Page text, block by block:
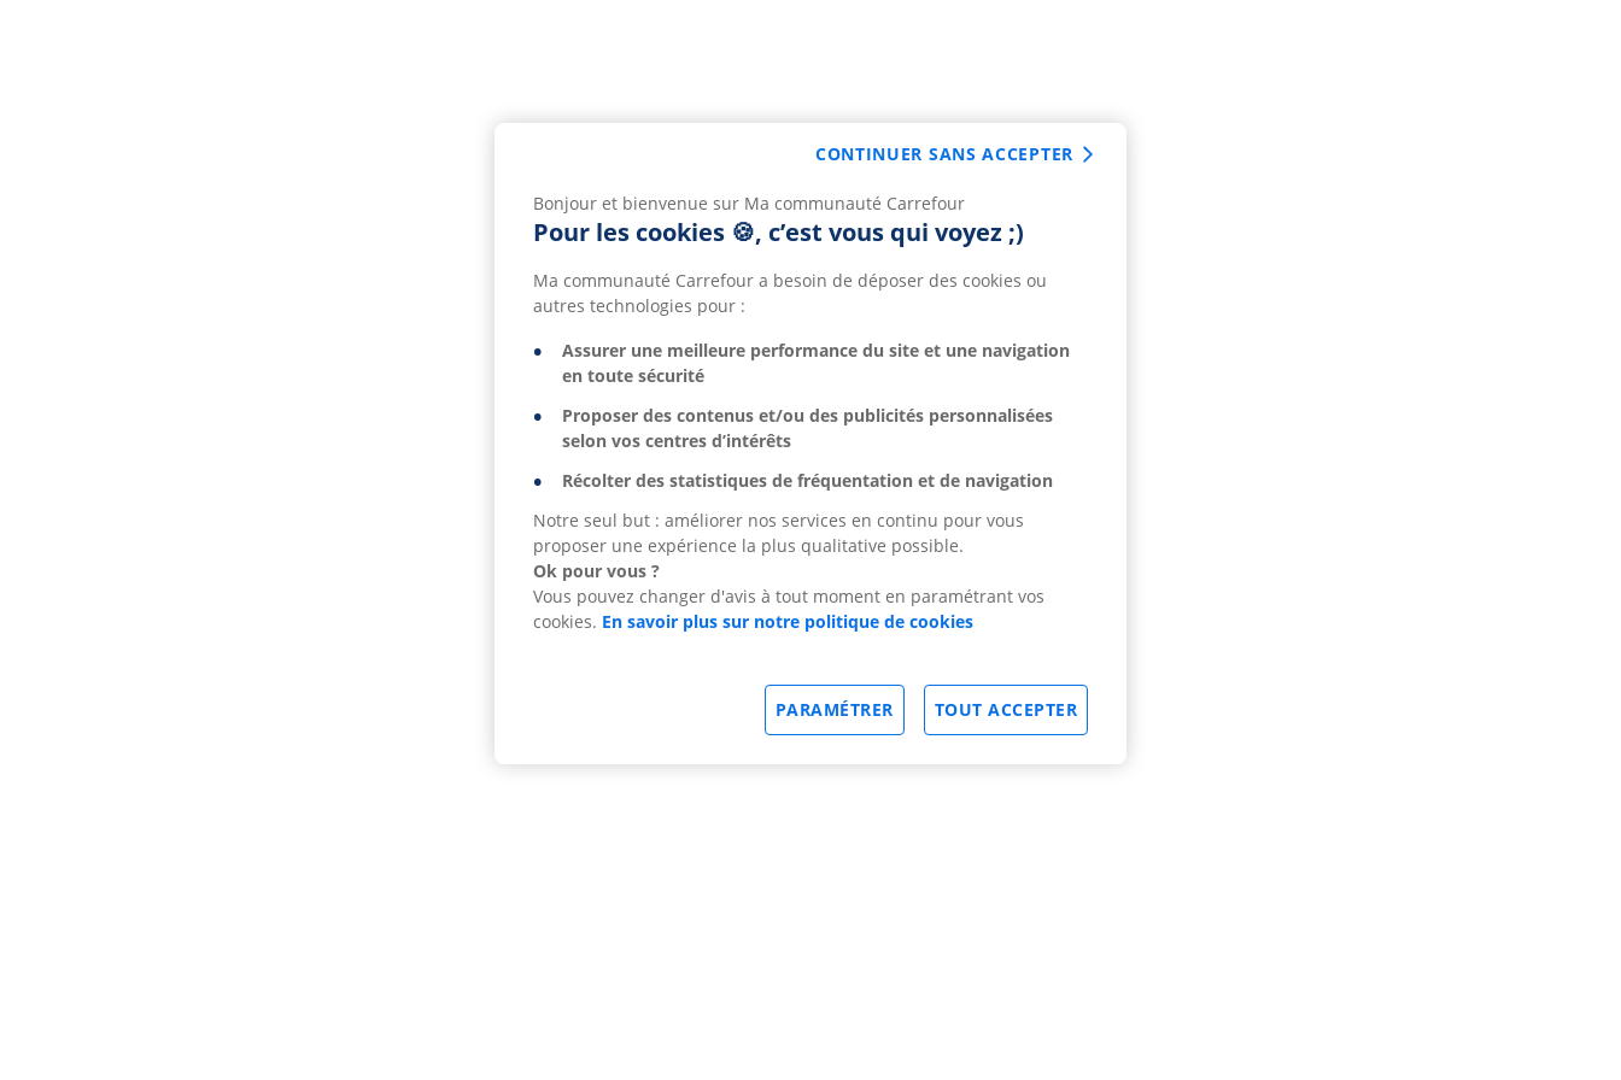
Bonjour et bienvenue sur Ma communauté Carrefour
Pour les cookies 🍪, c’est vous qui voyez ;)
Ma communauté Carrefour a besoin de déposer des cookies ou
autres technologies pour :
Assurer une meilleure performance du site et une navigation
en toute sécurité
Proposer des contenus et/ou des publicités personnalisées
selon vos centres d’intérêts
Récolter des statistiques de fréquentation et de navigation
Notre seul but : améliorer nos services en continu pour vous
proposer une expérience la plus qualitative possible.
Ok pour vous ?
Vous pouvez changer d'avis à tout moment en paramétrant vos
cookies. En savoir plus sur notre politique de cookies
TOUT ACCEPTER
PARAMÉTRER
CONTINUER SANS ACCEPTER